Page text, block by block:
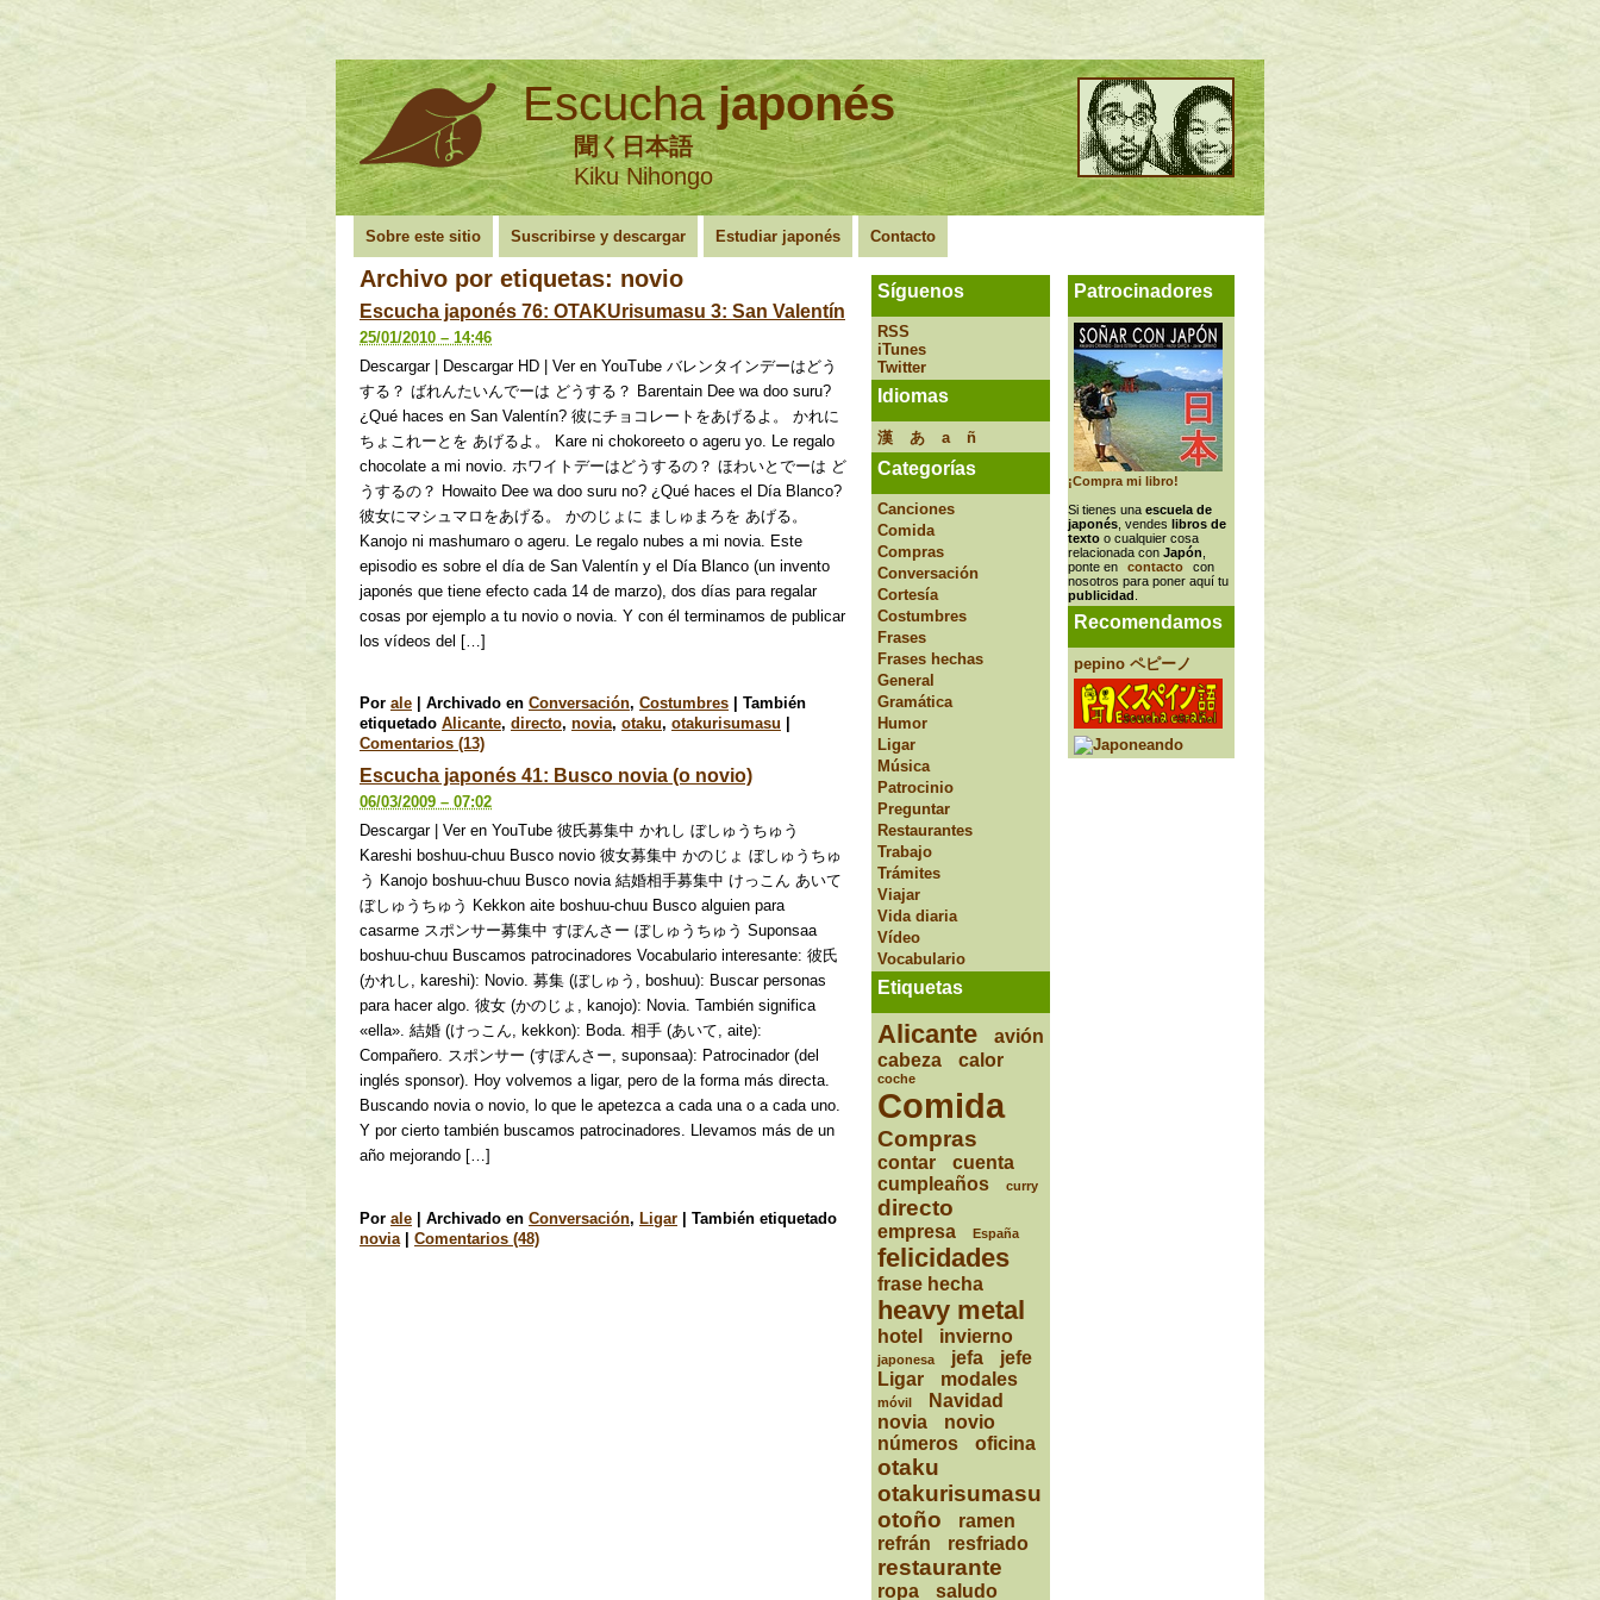
Escucha japonés
聞く日本語
Kiku Nihongo
Sobre este sitio Suscribirse y descargar Estudiar japonés Contacto
Archivo por etiquetas: novio
Escucha japonés 76: OTAKUrisumasu 3: San Valentín
25/01/2010 – 14:46
Descargar | Descargar HD | Ver en YouTube バレンタインデーはどう
する？ ばれんたいんでーは どうする？ Barentain Dee wa doo suru?
¿Qué haces en San Valentín? 彼にチョコレートをあげるよ。 かれに
ちょこれーとを あげるよ。 Kare ni chokoreeto o ageru yo. Le regalo
chocolate a mi novio. ホワイトデーはどうするの？ ほわいとでーは ど
うするの？ Howaito Dee wa doo suru no? ¿Qué haces el Día Blanco?
彼女にマシュマロをあげる。 かのじょに ましゅまろを あげる。
Kanojo ni mashumaro o ageru. Le regalo nubes a mi novia. Este
episodio es sobre el día de San Valentín y el Día Blanco (un invento
japonés que tiene efecto cada 14 de marzo), dos días para regalar
cosas por ejemplo a tu novio o novia. Y con él terminamos de publicar
los vídeos del […]
Por ale Archivado en Conversación, Costumbres
También
etiquetado Alicante, directo, novia, otaku, otakurisumasu
Comentarios (13)
Escucha japonés 41: Busco novia (o novio)
06/03/2009 – 07:02
Descargar | Ver en YouTube 彼氏募集中 かれし ぼしゅうちゅう
Kareshi boshuu-chuu Busco novio 彼女募集中 かのじょ ぼしゅうちゅ
う Kanojo boshuu-chuu Busco novia 結婚相手募集中 けっこん あいて
ぼしゅうちゅう Kekkon aite boshuu-chuu Busco alguien para
casarme スポンサー募集中 すぽんさー ぼしゅうちゅう Suponsaa
boshuu-chuu Buscamos patrocinadores Vocabulario interesante: 彼氏
(かれし, kareshi): Novio. 募集 (ぼしゅう, boshuu): Buscar personas
para hacer algo. 彼女 (かのじょ, kanojo): Novia. También significa
«ella». 結婚 (けっこん, kekkon): Boda. 相手 (あいて, aite):
Compañero. スポンサー (すぽんさー, suponsaa): Patrocinador (del
inglés sponsor). Hoy volvemos a ligar, pero de la forma más directa.
Buscando novia o novio, lo que le apetezca a cada una o a cada uno.
Y por cierto también buscamos patrocinadores. Llevamos más de un
año mejorando […]
Por ale | Archivado en Conversación, Ligar | También etiquetado
novia | Comentarios (48)
Síguenos
RSS
iTunes
Twitter
Idiomas
漢 あ a ñ
Categorías
Canciones
Comida
Compras
Conversación
Cortesía
Costumbres
Frases
Frases hechas
General
Gramática
Humor
Ligar
Música
Patrocinio
Preguntar
Restaurantes
Trabajo
Trámites
Viajar
Vida diaria
Vídeo
Vocabulario
Etiquetas
Alicante
avión
cabeza
calor
coche
Comida
Compras
contar
cuenta
cumpleaños
curry
directo
empresa España
felicidades
frase hecha
heavy metal
hotel invierno
japonesa jefa
jefe
Ligar
modales
móvil
Navidad
novia
novio
números
oficina
otaku
otakurisumasu
otoño
ramen
refrán
resfriado
restaurante
ropa saludo
Patrocinadores
¡Compra mi libro!
Si tienes una escuela de
japonés , vendes libros de
texto o cualquier cosa
relacionada con Japón
ponte en
contacto
con
nosotros para poner aquí tu
publicidad
Recomendamos
pepino ペピーノ